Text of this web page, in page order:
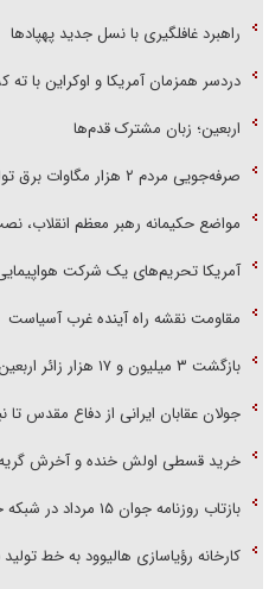
راهبرد غافلگیری با نسل جدید پهپاد‌ها
دردسر همزمان آمریکا و اوکراین با
اربعین؛ زبان مشترک قدم‌ها
صرفه‌جویی مردم ۲ هزار مگاوات برق تولید کرد
مواضع حکیمانه رهبر معظم انقلاب،
آمریکا تحریم‌های یک شرکت
مقاومت نقشه راه آینده غرب آسیاست
بازگشت ۳ میلیون و ۱۷ هزار زائر اربعین به کشور
جولان عقابان ایرانی از دفاع مقدس تا
خرید قسطی اولش خنده و آخرش
بازتاب روزنامه جوان ۱۵ مرداد در شبکه خبر
کارخانه رؤیاسازی هالیوود به خط